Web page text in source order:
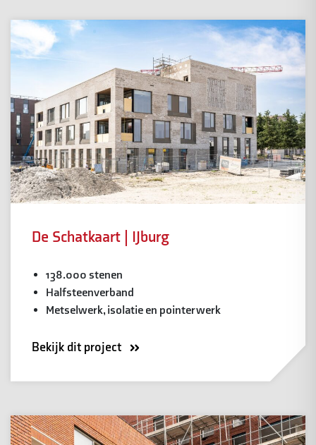
De Schatkaart | IJburg
138.000 stenen
Halfsteenverband
Metselwerk, isolatie en pointerwerk
Bekijk dit project